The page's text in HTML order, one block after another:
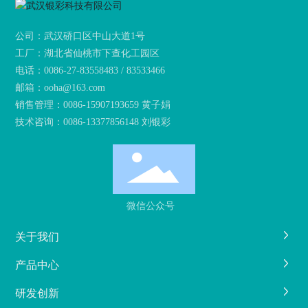
公司：武汉硚口区中山大道1号
工厂：湖北省仙桃市下查化工园区
电话：0086-27-83558483 / 83533466
邮箱：ooha@163.com
销售管理：0086-15907193659 黄子娟
技术咨询：0086-13377856148 刘银彩
微信公众号
关于我们
产品中心
研发创新